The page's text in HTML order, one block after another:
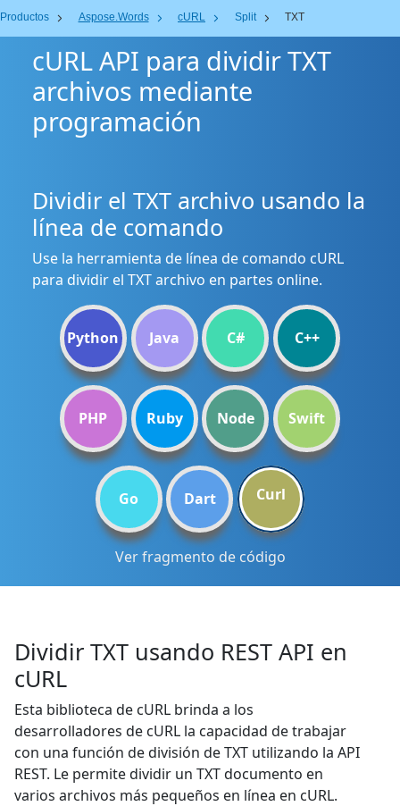
Productos Aspose.Words cURL Split TXT
cURL API para dividir TXT
archivos mediante
programación
Dividir el TXT archivo usando la
línea de comando
Use la herramienta de línea de comando cURL
para dividir el TXT archivo en partes online.
Python Java C# C++
PHP Ruby Node Swift
Go Dart Curl
Ver fragmento de código
Dividir TXT usando REST API en
cURL
Esta biblioteca de cURL brinda a los
desarrolladores de cURL la capacidad de trabajar
con una función de división de TXT utilizando la API
REST. Le permite dividir un TXT documento en
varios archivos más pequeños en línea en cURL.